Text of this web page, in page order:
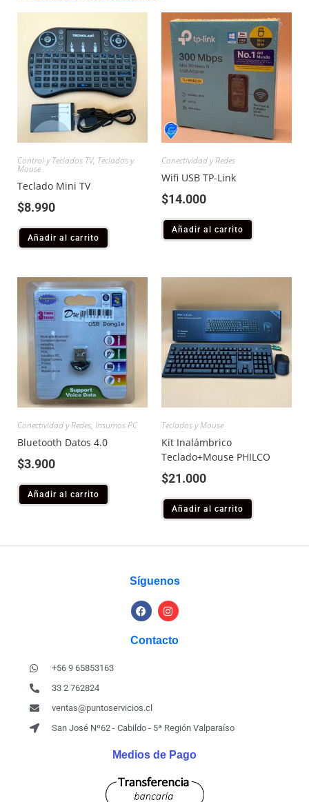
Control y Teclados TV, Teclados y
Mouse
Teclado Mini TV
$8.990
Añadir al carrito
Conectividad y Redes
Wifi USB TP-Link
$14.000
Añadir al carrito
Conectividad y Redes, Insumos PC
Bluetooth Datos 4.0
$3.900
Añadir al carrito
Teclados y Mouse
Kit Inalámbrico
Teclado+Mouse PHILCO
$21.000
Añadir al carrito
Síguenos
Contacto
+56 9 65853163
33 2 762824
ventas@puntoservicios.cl
San José Nº62 - Cabildo - 5ª Región Valparaíso
Medios de Pago